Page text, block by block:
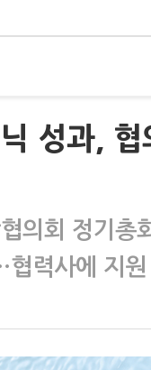
닉 성과,
의회 정기총
협력사에 지